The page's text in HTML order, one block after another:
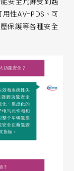
性AV-PDS、可
保護等各種安全